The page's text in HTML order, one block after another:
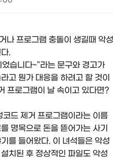
나 프로그램 충돌이 생길때 악성
.
습니다~"라는 문구와 경고가
고 뭔가 대응을 하려고 할 것이
프로그램이 날 속이고 있다면?
드 제거 프로그램이라는 이름
명목으로 돈을 뜯어가는 사기
를 들어왔다. 이 녀석들은 악성
치된 후 정상적인 파일도 악성